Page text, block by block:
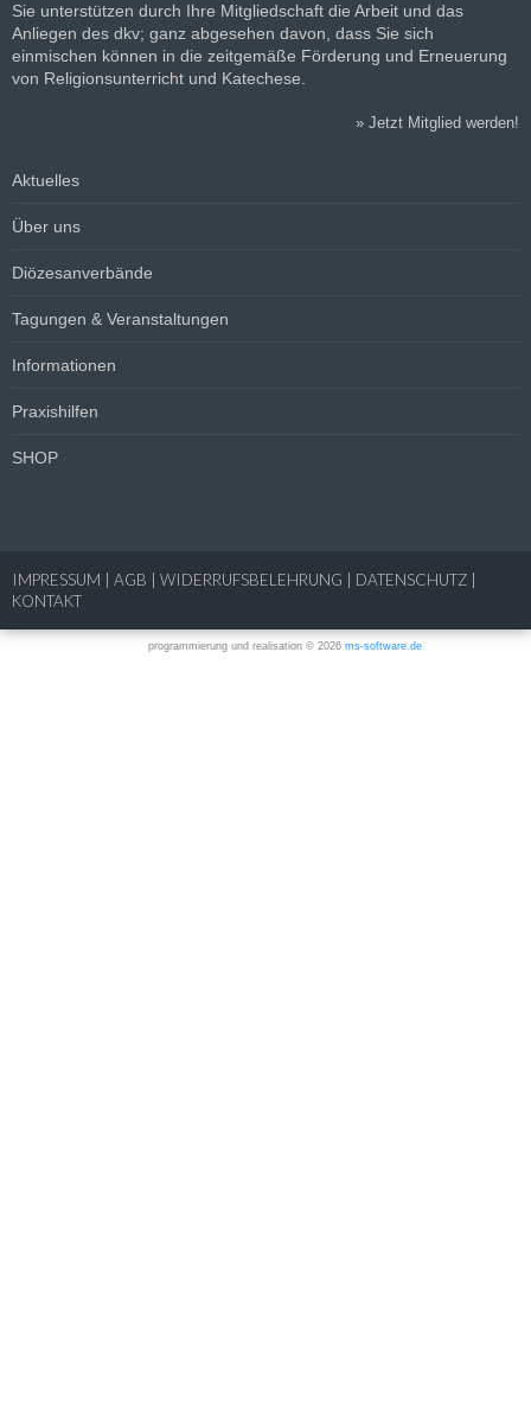
Sie unterstützen durch Ihre Mitgliedschaft die Arbeit und das
Anliegen des dkv; ganz abgesehen davon, dass Sie sich
einmischen können in die zeitgemäße Förderung und Erneuerung
von Religionsunterricht und Katechese.
» Jetzt Mitglied werden!
Aktuelles
Über uns
Diözesanverbände
Tagungen & Veranstaltungen
Informationen
Praxishilfen
SHOP
IMPRESSUM AGB WIDERRUFSBELEHRUNG DATENSCHUTZ
KONTAKT
programmierung und realisation © 2026 ms-software.de